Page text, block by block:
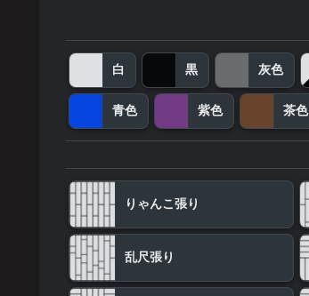
白 黒 灰色
青色 紫色 茶色
りゃんこ張り
乱尺張り